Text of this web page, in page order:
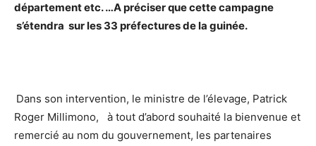
département etc. …A préciser que cette campagne
s’étendra sur les 33 préfectures de la guinée.
Dans son intervention, le ministre de l’élevage, Patrick
Roger Millimono, à tout d’abord souhaité la bienvenue et
remercié au nom du gouvernement, les partenaires